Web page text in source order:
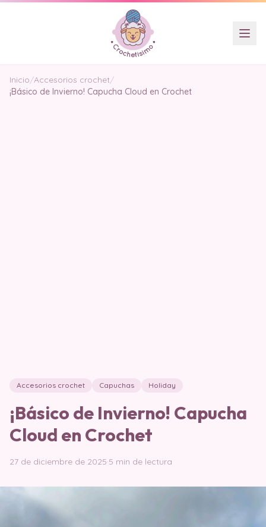
Inicio/Accesorios crochet/
¡Básico de Invierno! Capucha Cloud en Crochet
Accesorios crochet Capuchas Holiday
¡Básico de Invierno! Capucha
Cloud en Crochet
27 de diciembre de 2025·5 min de lectura